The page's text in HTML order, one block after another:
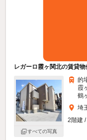
レガーロ霞ヶ関北の賃貸物
すべての写真
的
霞
鶴
埼
2階建